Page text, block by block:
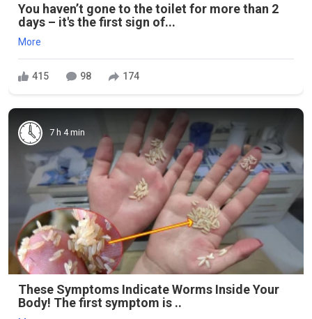
You haven’t gone to the toilet for more than 2
days – it's the first sign of...
More
415 98 174
7 h 4 min
These Symptoms Indicate Worms Inside Your
Body! The first symptom is ..